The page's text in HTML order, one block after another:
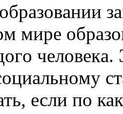
мирe
если по